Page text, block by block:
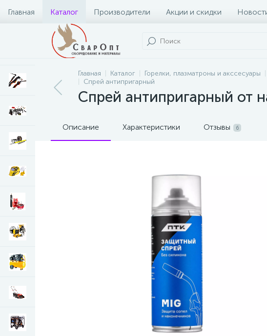
Главная Каталог Производители Акции и скидки
Главная Каталог Горелки, плазматроны и акссесуары
Спрей антипригарный
Спрей антипригарный от
Описание Характеристики Отзывы 6